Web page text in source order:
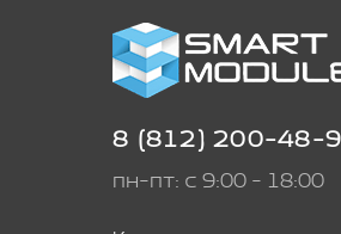
8 (812) 200-48-
пн-пт: с 9:00 - 18:00